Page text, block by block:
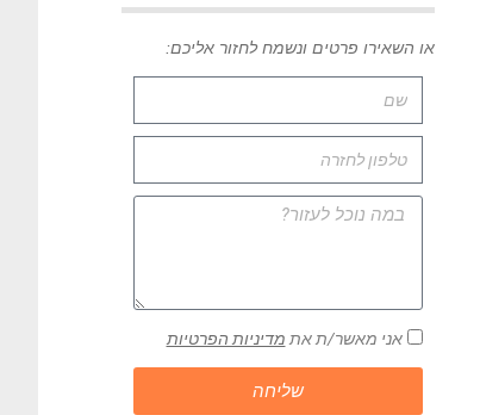
או השאירו פרטים ונשמח לחזור אליכם:
אני מאשר/ת את מדיניות הפרטיות
שליחה